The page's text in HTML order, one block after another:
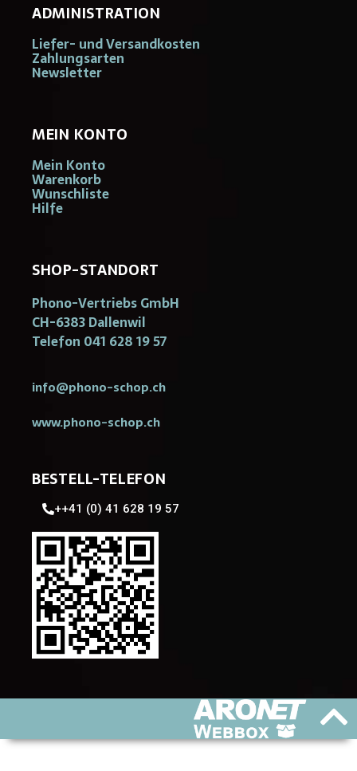
ADMINISTRATION
Liefer- und Versandkosten
Zahlungsarten
Newsletter
MEIN KONTO
Mein Konto
Warenkorb
Wunschliste
Hilfe
SHOP-STANDORT
Phono-Vertriebs GmbH
CH-6383 Dallenwil
Telefon 041 628 19 57
info@phono-schop.ch
www.phono-schop.ch
BESTELL-TELEFON
++41 (0) 41 628 19 57